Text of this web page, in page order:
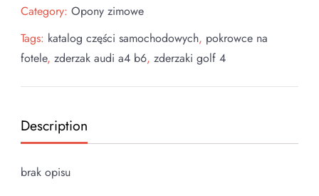
Category: Opony zimowe
Tags: katalog części samochodowych, pokrowce na
fotele, zderzak audi a4 b6, zderzaki golf 4
Description
brak opisu